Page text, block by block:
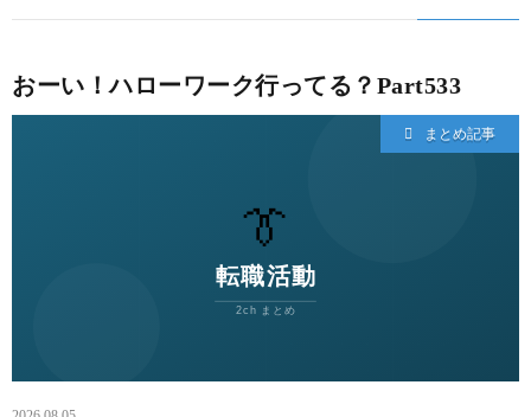
おーい！ハローワーク行ってる？Part533
まとめ記事